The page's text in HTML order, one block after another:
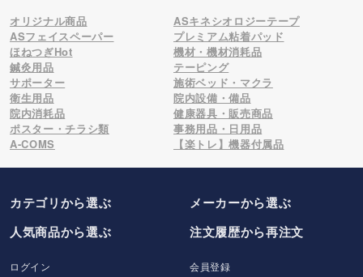
オリジナル商品
ASキネシオロジーテープ
ASフェイスペーパー
プレミアム粘着パッド
ほねつぎHot
機材・機材消耗品
鍼灸用品
テーピング
サポーター
施術ベッド・マクラ
衛生用品
院内設備・備品
院内消耗品
健康器具・販売商品
ポスター・チラシ類
事務用品・日用品
A-COMS
【楽トレ】機器付属品
カテゴリから選ぶ メーカーから選ぶ
人気商品から選ぶ
注文履歴から再注文
ログイン 会員登録